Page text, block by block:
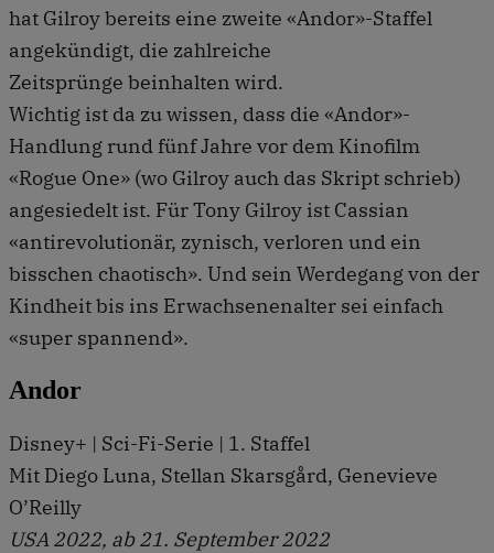
hat Gilroy bereits eine zweite «Andor»-Staffel
angekündigt, die zahlreiche
Zeitsprünge beinhalten wird.
Wichtig ist da zu wissen, dass die «Andor»-
Handlung rund fünf Jahre vor dem Kinofilm
«Rogue One» (wo Gilroy auch das Skript schrieb)
angesiedelt ist. Für Tony Gilroy ist Cassian
«antirevolutionär, zynisch, verloren und ein
bisschen chaotisch». Und sein Werdegang von der
Kindheit bis ins Erwachsenenalter sei einfach
«super spannend».
Andor
Disney+ | Sci-Fi-Serie | 1. Staffel
Mit Diego Luna, Stellan Skarsgård, Genevieve
O’Reilly
USA 2022, ab 21. September 2022